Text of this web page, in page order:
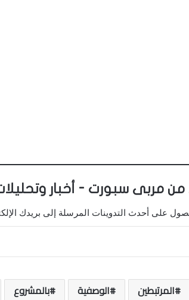
من مربى سبورت - أخبار
على أحدث التدوينات المرسلة إلى بريدك
المرتبطين الوصفية بالمشروع